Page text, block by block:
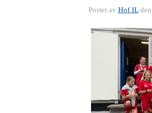
Postet av Hof ILden